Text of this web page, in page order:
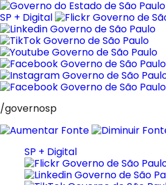
Pular
para
o
conteúdo
SP + Digital
/governosp
SP + Digital